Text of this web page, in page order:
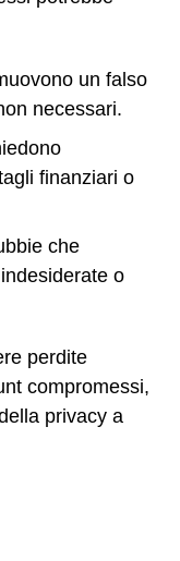
un falso
necessari.
finanziari o
che
o
perdite
compromessi,
privacy a